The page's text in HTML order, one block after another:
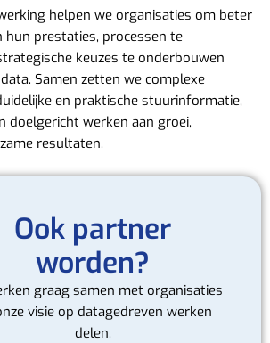
helpen we organisaties om beter
hun prestaties, processen te
keuzes te onderbouwen
Samen zetten we complexe
en praktische stuurinformatie,
doelgericht werken aan groei,
resultaten.
Ook partner
worden?
graag samen met organisaties
visie op datagedreven werken
delen.